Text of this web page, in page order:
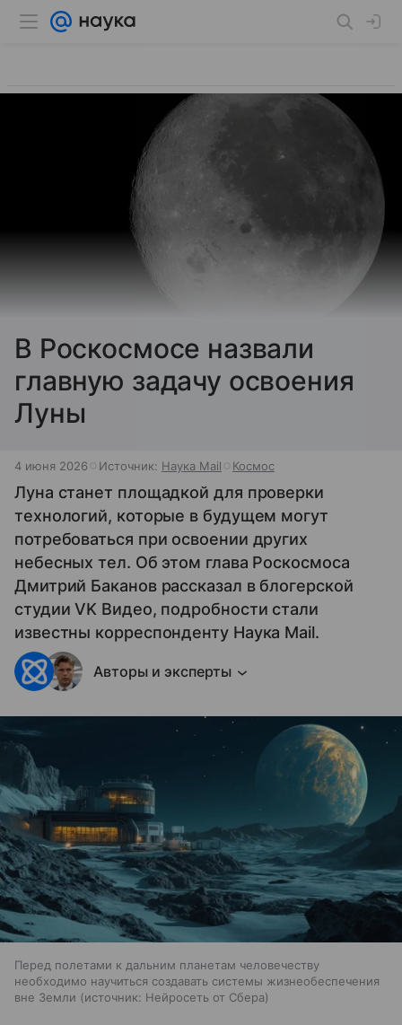
В Роскосмосе назвали
главную задачу освоения
Луны
4 июня 2026 Источник: Наука Mail Космос
Луна станет площадкой для проверки
технологий, которые в будущем могут
потребоваться при освоении других
небесных тел. Об этом глава Роскосмоса
Дмитрий Баканов рассказал в блогерской
студии VK Видео, подробности стали
известны корреспонденту Наука Mail.
Авторы и эксперты
Перед полетами к дальним планетам человечеству
необходимо научиться создавать системы жизнеобеспечения
вне Земли
источник: Нейросеть от Сбера